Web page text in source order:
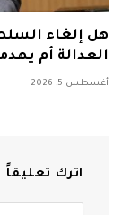
هل إلغاء
العدالة أم
أغسطس 5, 2026
اترك تعليقاً